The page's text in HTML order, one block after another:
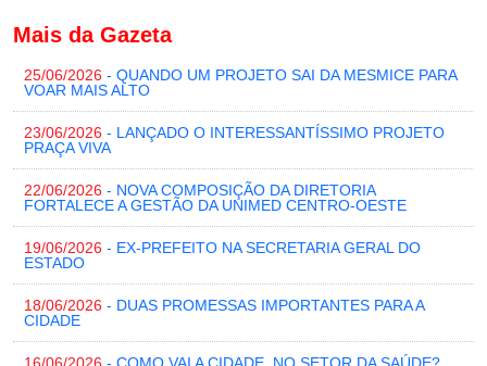
Mais da Gazeta
25/06/2026 - QUANDO UM PROJETO SAI DA MESMICE PARA
VOAR MAIS ALTO
23/06/2026 - LANÇADO O INTERESSANTÍSSIMO PROJETO
PRAÇA VIVA
22/06/2026 - NOVA COMPOSIÇÃO DA DIRETORIA
FORTALECE A GESTÃO DA UNIMED CENTRO-OESTE
19/06/2026 - EX-PREFEITO NA SECRETARIA GERAL DO
ESTADO
18/06/2026 - DUAS PROMESSAS IMPORTANTES PARA A
CIDADE